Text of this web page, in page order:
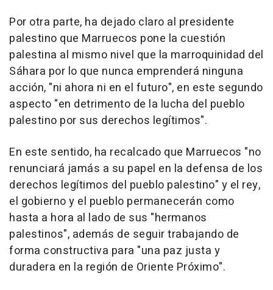
Por otra parte, ha dejado claro al presidente
palestino que Marruecos pone la cuestión
palestina al mismo nivel que la marroquinidad del
Sáhara por lo que nunca emprenderá ninguna
acción, "ni ahora ni en el futuro", en este segundo
aspecto "en detrimento de la lucha del pueblo
palestino por sus derechos legítimos".
En este sentido, ha recalcado que Marruecos "no
renunciará jamás a su papel en la defensa de los
derechos legítimos del pueblo palestino" y el rey,
el gobierno y el pueblo permanecerán como
hasta a hora al lado de sus "hermanos
palestinos", además de seguir trabajando de
forma constructiva para "una paz justa y
duradera en la región de Oriente Próximo".